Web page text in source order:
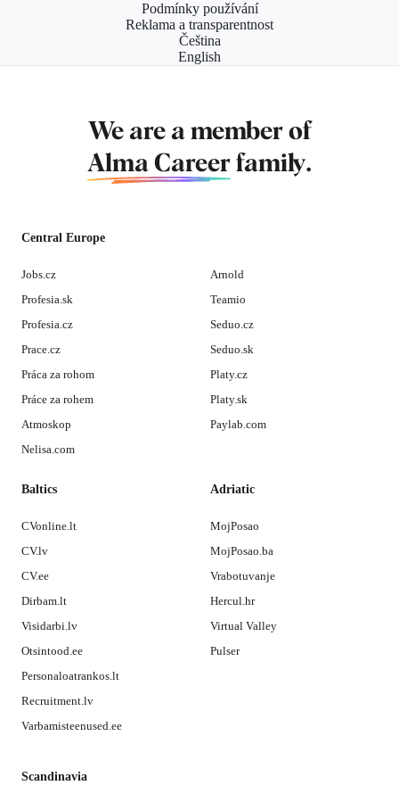
Podmínky používání
Reklama a transparentnost
Čeština
English
We are a member of
Alma Career family.
Central Europe
Jobs.cz
Profesia.sk
Profesia.cz
Prace.cz
Práca za rohom
Práce za rohem
Atmoskop
Nelisa.com
Arnold
Teamio
Seduo.cz
Seduo.sk
Platy.cz
Platy.sk
Paylab.com
Baltics
CVonline.lt
CV.lv
CV.ee
Dirbam.lt
Visidarbi.lv
Otsintood.ee
Personaloatrankos.lt
Recruitment.lv
Varbamisteenused.ee
Adriatic
MojPosao
MojPosao.ba
Vrabotuvanje
Hercul.hr
Virtual Valley
Pulser
Scandinavia